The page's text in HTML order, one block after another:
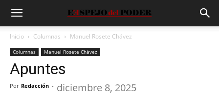
Inicio Columnas Manuel Rosete Chávez
Columnas Manuel Rosete Chávez
Apuntes
Por Redacción - diciembre 8, 2025